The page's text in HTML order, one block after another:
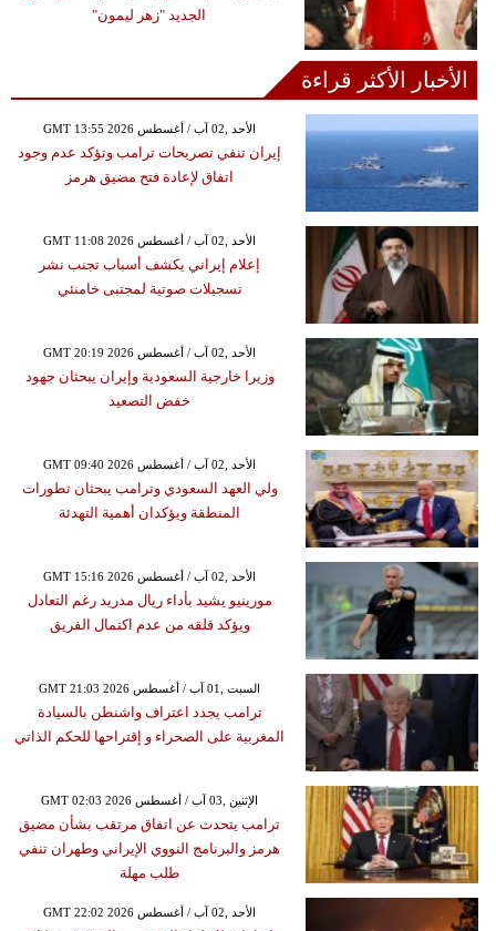
الجديد "زهر ليمون"
الأخبار الأكثر قراءة
GMT 13:55 2026 الأحد ,02 آب / أغسطس
إيران تنفي تصريحات ترامب وتؤكد عدم وجود
اتفاق لإعادة فتح مضيق هرمز
GMT 11:08 2026 الأحد ,02 آب / أغسطس
إعلام إيراني يكشف أسباب تجنب نشر
تسجيلات صوتية لمجتبى خامنئي
GMT 20:19 2026 الأحد ,02 آب / أغسطس
وزيرا خارجية السعودية وإيران يبحثان جهود
خفض التصعيد
GMT 09:40 2026 الأحد ,02 آب / أغسطس
ولي العهد السعودي وترامب يبحثان تطورات
المنطقة ويؤكدان أهمية التهدئة
GMT 15:16 2026 الأحد ,02 آب / أغسطس
مورينيو يشيد بأداء ريال مدريد رغم التعادل
ويؤكد قلقه من عدم اكتمال الفريق
GMT 21:03 2026 السبت ,01 آب / أغسطس
ترامب يجدد اعتراف واشنطن بالسيادة
المغربية على الصحراء و إقتراحها للحكم الذاتي
GMT 02:03 2026 الإثنين ,03 آب / أغسطس
ترامب يتحدث عن اتفاق مرتقب بشأن مضيق
هرمز والبرنامج النووي الإيراني وطهران تنفي
طلب مهلة
GMT 22:02 2026 الأحد ,02 آب / أغسطس